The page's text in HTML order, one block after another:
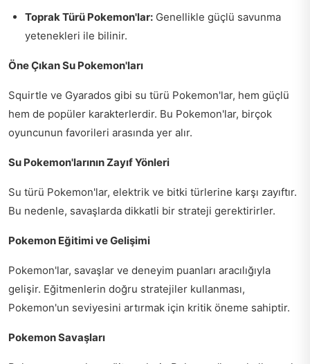
Toprak Türü Pokemon'lar: Genellikle güçlü savunma
yetenekleri ile bilinir.
Öne Çıkan Su Pokemon'ları
Squirtle ve Gyarados gibi su türü Pokemon'lar, hem güçlü
hem de popüler karakterlerdir. Bu Pokemon'lar, birçok
oyuncunun favorileri arasında yer alır.
Su Pokemon'larının Zayıf Yönleri
Su türü Pokemon'lar, elektrik ve bitki türlerine karşı zayıftır.
Bu nedenle, savaşlarda dikkatli bir strateji gerektirirler.
Pokemon Eğitimi ve Gelişimi
Pokemon'lar, savaşlar ve deneyim puanları aracılığıyla
gelişir. Eğitmenlerin doğru stratejiler kullanması,
Pokemon'un seviyesini artırmak için kritik öneme sahiptir.
Pokemon Savaşları